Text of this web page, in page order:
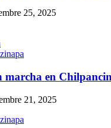
25, 2025
marcha en
21, 2025